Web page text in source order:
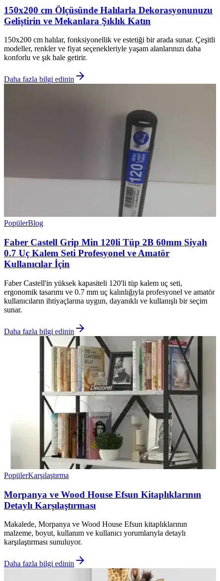
150x200 cm Ölçüsünde Halılarla Dekorasyonunuzu
Geliştirin ve Mekanlara Şıklık Katın
150x200 cm halılar, fonksiyonellik ve estetiği bir arada sunar. Çeşitli
modeller, renkler ve fiyat seçenekleriyle yaşam alanlarınızı daha
konforlu ve şık hale getirir.
Daha fazla bilgi edinin
PopülerBlog
Faber Castell Grip Min 120li Tüp 2B 60mm Siyah
0.7 Uç Kalem Seti Profesyonel ve Amatör
Kullanıcılar İçin
Faber Castell'in yüksek kapasiteli 120'li tüp kalem uç seti,
ergonomik tasarımı ve 0.7 mm uç kalınlığıyla profesyonel ve amatör
kullanıcıların ihtiyaçlarına uygun, dayanıklı ve kullanışlı bir seçim
sunar.
Daha fazla bilgi edinin
PopülerKarşılaştırma
Morpanya ve Wood House Efsun Kitaplıklarının
Detaylı Karşılaştırması
Makalede, Morpanya ve Wood House Efsun kitaplıklarının
malzeme, boyut, kullanım ve kullanıcı yorumlarıyla detaylı
karşılaştırması sunuluyor.
Daha fazla bilgi edinin